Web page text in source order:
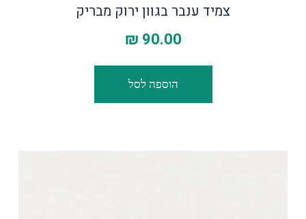
צמיד ענבר בגוון ירוק מבריק
90.00
₪
הוספה לסל